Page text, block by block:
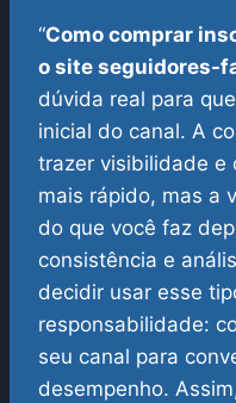
“Como comprar
o site seguidores-
dúvida real para
inicial do canal. A
trazer visibilidade e
mais rápido, mas a
do que você faz
consistência e
decidir usar esse
responsabilidade:
seu canal para
desempenho.